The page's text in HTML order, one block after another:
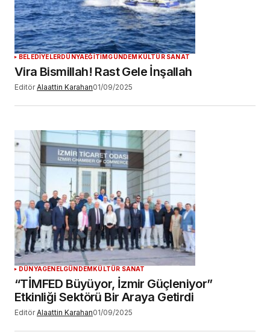
BELEDİYELERDÜNYAEĞİTİMGÜNDEM KÜLTÜR SANAT
Vira Bismillah! Rast Gele İnşallah
Editör Alaattin Karahan01/09/2025
DÜNYAGENELGÜNDEMKÜLTÜR SANAT
“TİMFED Büyüyor, İzmir Güçleniyor”
Etkinliği Sektörü Bir Araya Getirdi
Editör Alaattin Karahan01/09/2025